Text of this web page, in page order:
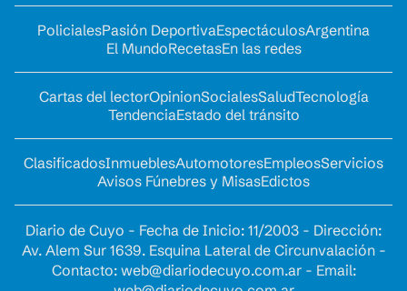
PolicialesPasión DeportivaEspectáculosArgentina
El MundoRecetasEn las redes
Cartas del lectorOpinionSocialesSaludTecnología
TendenciaEstado del tránsito
ClasificadosInmueblesAutomotoresEmpleosServicios
Avisos Fúnebres y MisasEdictos
Diario de Cuyo - Fecha de Inicio: 11/2003 - Dirección:
Av. Alem Sur 1639. Esquina Lateral de Circunvalación -
Contacto: web@diariodecuyo.com.ar- Email: